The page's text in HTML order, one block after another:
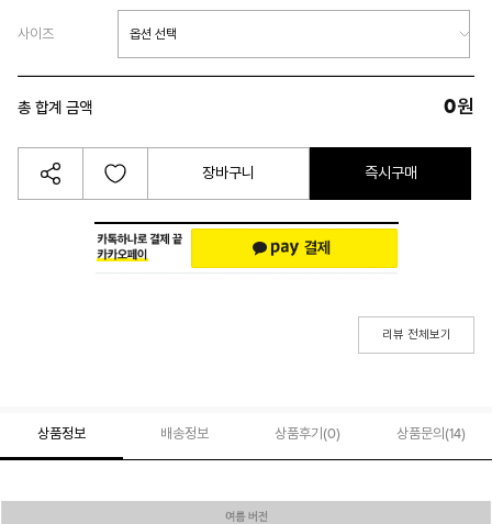
사이즈
총 합계 금액 0원
장바구니 즉시구매
리뷰 전체보기
상품정보 배송정보 상품후기(0) 상품문의 (14)